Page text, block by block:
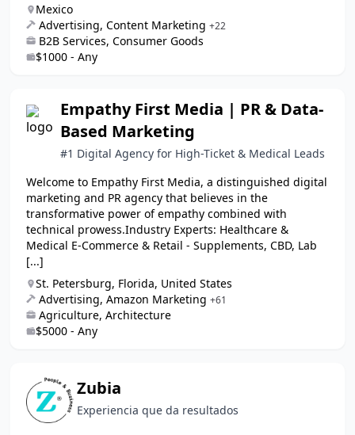
Mexico
Advertising, Content Marketing +22
B2B Services, Consumer Goods
$1000 - Any
Empathy First Media | PR & Data-
Based Marketing
#1 Digital Agency for High-Ticket & Medical Leads
Welcome to Empathy First Media, a distinguished digital
marketing and PR agency that believes in the
transformative power of empathy combined with
technical prowess.Industry Experts: Healthcare &
Medical E-Commerce & Retail - Supplements, CBD, Lab
[...]
St. Petersburg, Florida, United States
Advertising, Amazon Marketing +61
Agriculture, Architecture
$5000 - Any
Zubia
Experiencia que da resultados